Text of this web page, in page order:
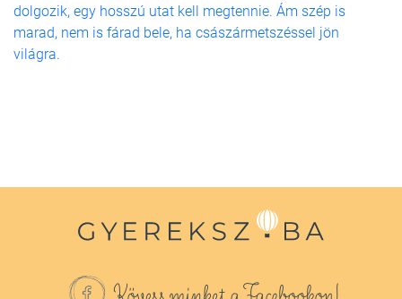
dolgozik, egy hosszú utat kell megtennie. Ám szép is
marad, nem is fárad bele, ha császármetszéssel jön
világra.